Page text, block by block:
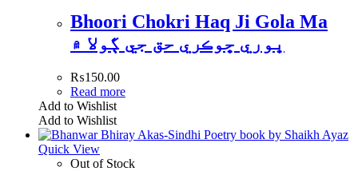
Bhoori Chokri Haq Ji Gola Ma
ڀوري ڇوڪري حق جي ڳولا ۾
₨150.00
Read more
Add to Wishlist
Add to Wishlist
Quick View
Out of Stock